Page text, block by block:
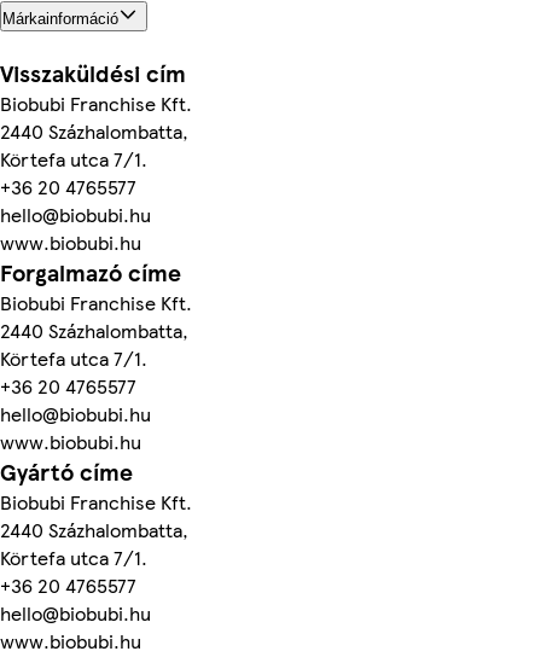
Márkainformáció
Visszaküldési cím
Biobubi Franchise Kft.
2440 Százhalombatta,
Körtefa utca 7/1.
+36 20 4765577
hello@biobubi.hu
www.biobubi.hu
Forgalmazó címe
Biobubi Franchise Kft.
2440 Százhalombatta,
Körtefa utca 7/1.
+36 20 4765577
hello@biobubi.hu
www.biobubi.hu
Gyártó címe
Biobubi Franchise Kft.
2440 Százhalombatta,
Körtefa utca 7/1.
+36 20 4765577
hello@biobubi.hu
www.biobubi.hu